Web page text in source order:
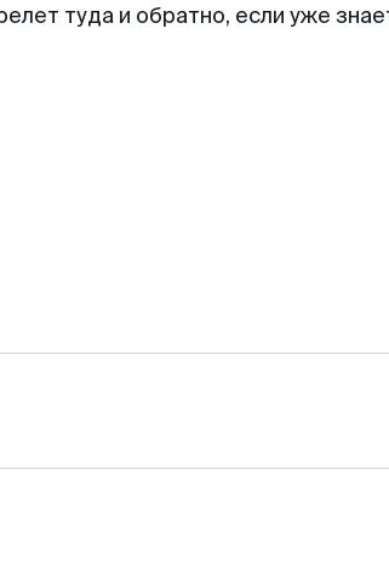
туда и обратно, если уже